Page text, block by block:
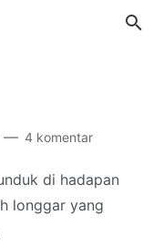
4 komentar
di hadapan
longgar yang